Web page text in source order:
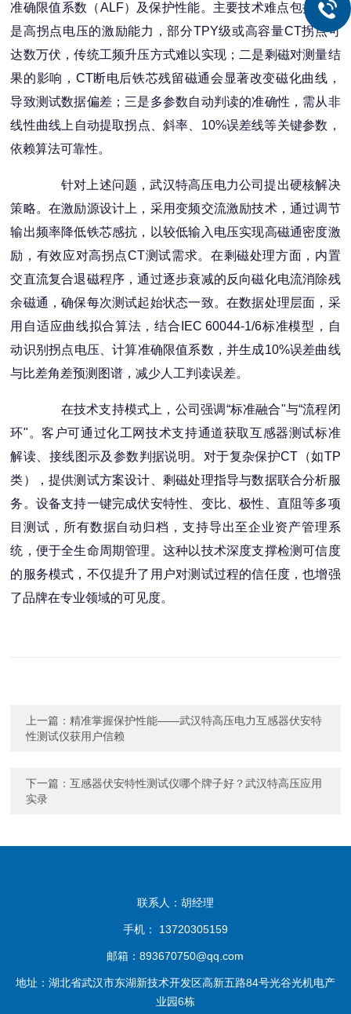
准确限值系数（ALF）及保护性能。主要技术难点包括：一
是高拐点电压的激励能力，部分TPY级或高容量CT拐点可
达数万伏，传统工频升压方式难以实现；二是剩磁对测量结
果的影响，CT断电后铁芯残留磁通会显著改变磁化曲线，
导致测试数据偏差；三是多参数自动判读的准确性，需从非
线性曲线上自动提取拐点、斜率、10%误差线等关键参数，
依赖算法可靠性。
针对上述问题，武汉特高压电力公司提出硬核解决
策略。在激励源设计上，采用变频交流激励技术，通过调节
输出频率降低铁芯感抗，以较低输入电压实现高磁通密度激
励，有效应对高拐点CT测试需求。在剩磁处理方面，内置
交直流复合退磁程序，通过逐步衰减的反向磁化电流消除残
余磁通，确保每次测试起始状态一致。在数据处理层面，采
用自适应曲线拟合算法，结合IEC 60044-1/6标准模型，自
动识别拐点电压、计算准确限值系数，并生成10%误差曲线
与比差角差预测图谱，减少人工判读误差。
在技术支持模式上，公司强调“标准融合"与“流程闭
环"。客户可通过化工网技术支持通道获取互感器测试标准
解读、接线图示及参数判据说明。对于复杂保护CT（如TP
类），提供测试方案设计、剩磁处理指导与数据联合分析服
务。设备支持一键完成伏安特性、变比、极性、直阻等多项
目测试，所有数据自动归档，支持导出至企业资产管理系
统，便于全生命周期管理。这种以技术深度支撑检测可信度
的服务模式，不仅提升了用户对测试过程的信任度，也增强
了品牌在专业领域的可见度。
上一篇：精准掌握保护性能——武汉特高压电力互感器伏安特
性测试仪获用户信赖
下一篇：互感器伏安特性测试仪哪个牌子好？武汉特高压应用
实录
联系人：胡经理
手机： 13720305159
邮箱：893670750@qq.com
地址：湖北省武汉市东湖新技术开发区高新五路84号光谷光机电产
业园6栋